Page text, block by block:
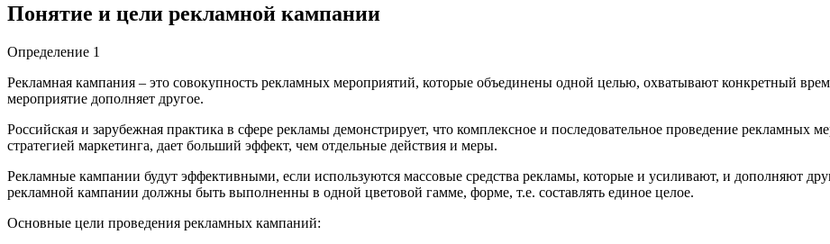
Понятие и цели рекламной кампании
Определение 1
Рекламная кампания – это совокупность рекламных мероприятий, которые объединены одной целью, охватывают конкретный
мероприятие дополняет другое.
Российская и зарубежная практика в сфере рекламы демонстрирует, что комплексное и последовательное проведение рекламных
стратегией маркетинга, дает больший эффект, чем отдельные действия и меры.
Рекламные кампании будут эффективными, если используются массовые средства рекламы, которые и усиливают, и дополняют
рекламной кампании должны быть выполненны в одной цветовой гамме, форме, т.е. составлять единое целое.
Основные цели проведения рекламных кампаний: